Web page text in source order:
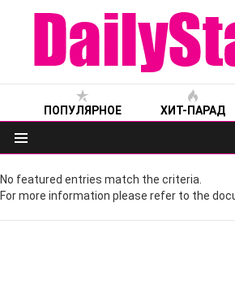
ПОПУЛЯРНОЕ ХИТ-ПАРАД
Меню
No featured entries match the criteria.
For more information please refer to the